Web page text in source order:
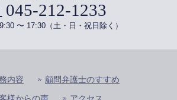
045-212-1233
〜 17:30（土・日・祝日除く）
内容 顧問弁護士のすすめ